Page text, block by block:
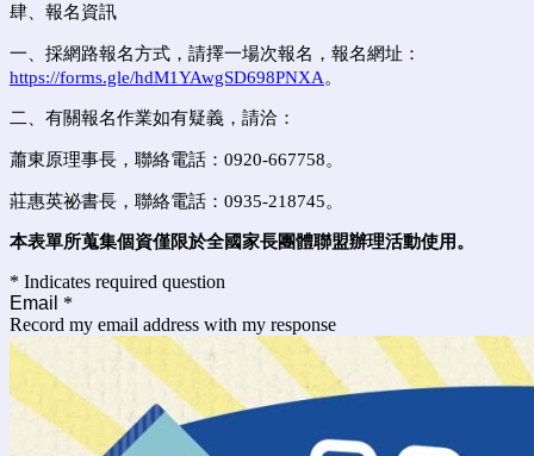
肆、報名資訊
一、採網路報名方式 ，請擇一場次報名，報名網址 ：
https://forms.gle/hdM1YAwgSD698PNXA。
二、有關報名作業如有疑義 ，請洽：
蕭東原理事長，聯絡電話：0920-667758。
莊惠英祕書長，聯絡電話： 0935-218745。
本表單所蒐集個資僅限於全國家長團體聯盟辦理活動使用。
* Indicates required question
Email *
Record my email address with my response